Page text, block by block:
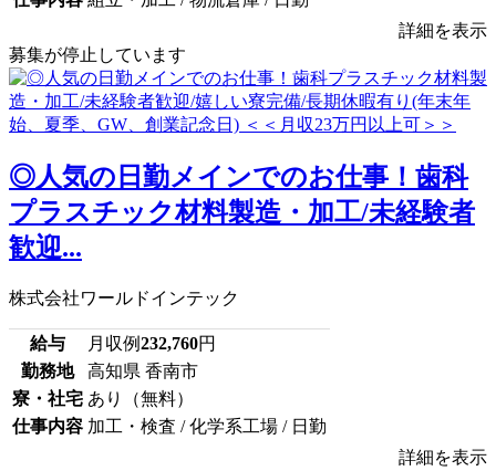
詳細を表示
募集が停止しています
◎人気の日勤メインでのお仕事！歯科
プラスチック材料製造・加工/未経験者
歓迎...
株式会社ワールドインテック
給与 月収例232,760円
勤務地
高知県 香南市
寮・社宅 あり（無料）
仕事内容 加工・検査 / 化学系工場 / 日勤
詳細を表示